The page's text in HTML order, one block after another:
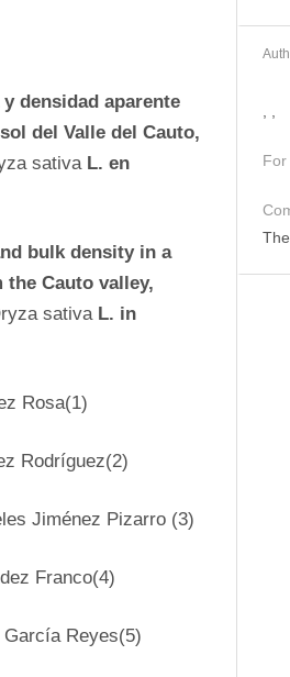
densidad aparente
del Valle del Cauto,
sativa L. en
bulk density in a
Cauto valley,
sativa L. in
Rosa(1)
Rodríguez(2)
Jiménez Pizarro (3)
Franco(4)
García Reyes(5)